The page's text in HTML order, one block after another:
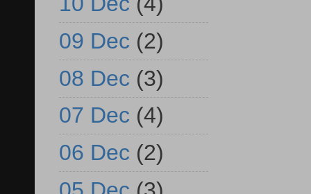
09 Dec (2)
08 Dec (3)
07 Dec (4)
06 Dec (2)